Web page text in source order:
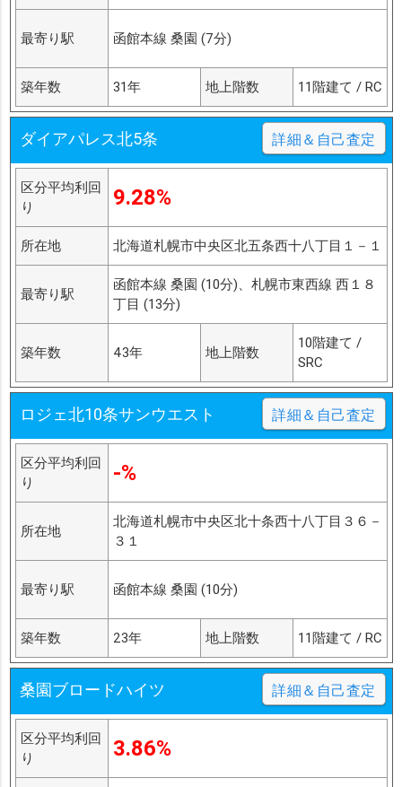
最寄り駅 函館本線 桑園 (7分)
築年数 31年 地上階数 11階建て / RC
ダイアパレス北5条 詳細＆自己査定
区分平均利回
り
9.28%
所在地 北海道札幌市中央区北五条西十八丁目１－１
最寄り駅
函館本線 桑園 (10分)、札幌市東西線 西１８
丁目 (13分)
築年数 43年 地上階数
10階建て /
SRC
ロジェ北10条サンウエスト 詳細＆自己査定
区分平均利回
り
-%
所在地
北海道札幌市中央区北十条西十八丁目３６－
３１
最寄り駅 函館本線 桑園 (10分)
築年数 23年 地上階数 11階建て / RC
桑園ブロードハイツ 詳細＆自己査定
区分平均利回
り
3.86%